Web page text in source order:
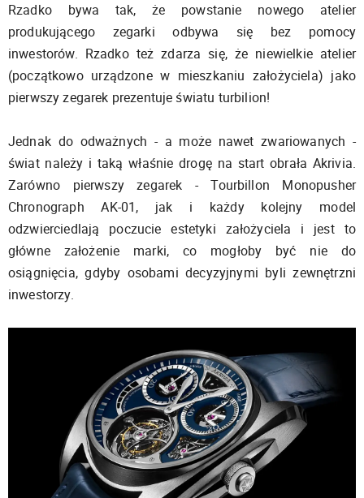
Rzadko bywa tak, że powstanie nowego atelier
produkującego zegarki odbywa się bez pomocy
inwestorów. Rzadko też zdarza się, że niewielkie atelier
(początkowo urządzone w mieszkaniu założyciela) jako
pierwszy zegarek prezentuje światu turbilion!
Jednak do odważnych - a może nawet zwariowanych -
świat należy i taką właśnie drogę na start obrała Akrivia.
Zarówno pierwszy zegarek - Tourbillon Monopusher
Chronograph AK-01, jak i każdy kolejny model
odzwierciedlają poczucie estetyki założyciela i jest to
główne założenie marki, co mogłoby być nie do
osiągnięcia, gdyby osobami decyzyjnymi byli zewnętrzni
inwestorzy.